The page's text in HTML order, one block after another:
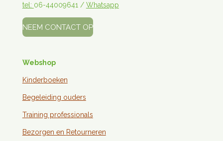
tel: 06-44009641 / Whatsapp
NEEM CONTACT OP
Webshop
Kinderboeken
Begeleiding ouders
Training professionals
Bezorgen en Retourneren